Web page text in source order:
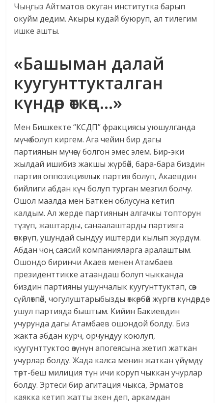
Чыңгыз Айтматов окуган институтка барып
окуйм дедим. Акыры кудай буюруп, ал тилегим
ишке ашты.
«Башыман далай
куугунттукталган
күндөр өткөң…»
Мен Бишкекте “КСДП” фракциясы уюшулганда
мүчө болуп киргем. Ага чейин бир дагы
партиянын мүчөсү болгон эмес элем. Бир-эки
жылдай ишибиз жакшы жүрбөй, бара-бара биздин
партия оппозициялык партия болуп, Акаевдин
бийлиги абдан күч болуп турган мезгил болчу.
Ошол маалда мен Баткен облусуна кетип
калдым. Ал жерде партиянын алгачкы топторун
түзүп, жаштарды, санаалаштарды партияга
өткөрүп, ушундай сындуу иштерди кылып жүрдүм.
Абдан чоң саясий компанияларга аралаштым.
Ошондо биринчи Акаев менен Атамбаев
президенттикке атаандаш болуп чыкканда
биздин партияны ушунчалык куугунттуктап, сөз
сүйлөтпөй, чогулуштарыбызды өткөрбөй жүргөн күндөрдө
ушул партияда быштым. Кийин Бакиевдин
учурунда дагы Атамбаев ошондой болду. Биз
жакта абдан курч, орчундуу коюлуп,
куугунттуктоо өзүнүн апогеясына жетип жаткан
учурлар болду. Жада калса менин жаткан үйүмдү
төрт-беш милиция түн ичи коруп чыккан учурлар
болду. Эртеси бир агитация чыкса, Эрматов
каякка кетип жатты экен деп, аркамдан